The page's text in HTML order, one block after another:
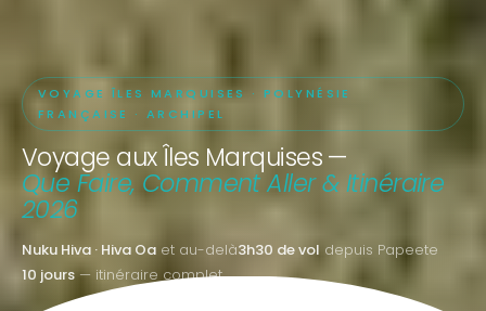
VOYAGE ÎLES MARQUISES · POLYNÉSIE
FRANÇAISE · ARCHIPEL
Voyage aux Îles Marquises —
Que Faire, Comment Aller & Itinéraire
2026
Nuku Hiva · Hiva Oa et au-delà3h30 de vol depuis Papeete
10 jours — itinéraire complet